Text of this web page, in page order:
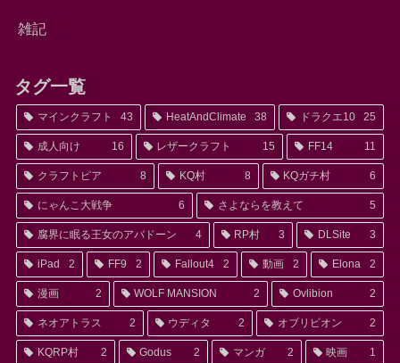
雑記
タグ一覧
マインクラフト 43 HeatAndClimate 38 ドラクエ10 25
成人向け 16 レザークラフト 15 FF14 11
クラフトピア 8 KQ村 8 KQガチ村 6
にゃんこ大戦争 6 さよならを教えて 5
腐界に眠る王女のアバドーン 4 RP村 3 DLSite 3
iPad 2 FF9 2 Fallout4 2 動画 2 Elona 2
漫画 2 WOLF MANSION 2 Ovlibion 2
ネオアトラス 2 ウディタ 2 オブリビオン 2
KQRP村 2 Godus 2 マンガ 2 映画 1